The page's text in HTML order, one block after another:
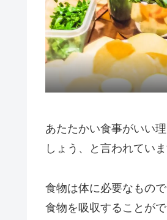
あたたかい食事がいい
しょう、と言われてい
食物は体に必要なもの
食物を吸収することが